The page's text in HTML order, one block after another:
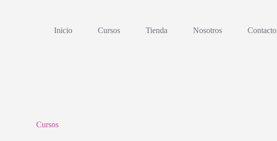
Inicio Cursos Tienda Nosotros Contacto
Cursos